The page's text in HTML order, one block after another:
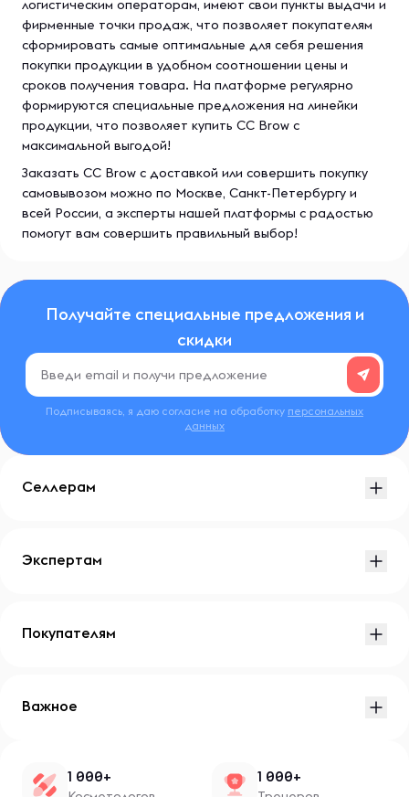
логистическим операторам, имеют свои пункты выдачи и
фирменные точки продаж, что позволяет покупателям
сформировать самые оптимальные для себя решения
покупки продукции в удобном соотношении цены и
сроков получения товара. На платформе регулярно
формируются специальные предложения на линейки
продукции, что позволяет купить CC Brow с
максимальной выгодой!
Заказать CC Brow с доставкой или совершить покупку
самовывозом можно по Москве, Санкт-Петербургу и
всей России, а эксперты нашей платформы с радостью
помогут вам совершить правильный выбор!
Получайте специальные предложения и
скидки
Подписываясь, я даю согласие на обработку персональных
данных
Селлерам
Экспертам
Покупателям
Важное
1 000+ 1 000+